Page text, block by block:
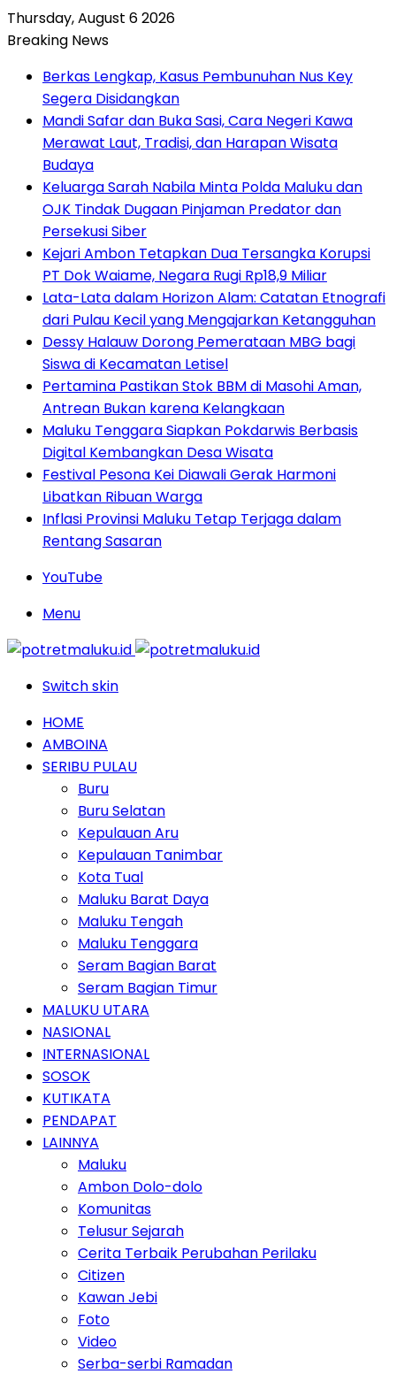
Thursday, August 6 2026
Breaking News
Berkas Lengkap, Kasus Pembunuhan Nus Key
Segera Disidangkan
Mandi Safar dan Buka Sasi, Cara Negeri Kawa
Merawat Laut, Tradisi, dan Harapan Wisata
Budaya
Keluarga Sarah Nabila Minta Polda Maluku dan
OJK Tindak Dugaan Pinjaman Predator dan
Persekusi Siber
Kejari Ambon Tetapkan Dua Tersangka Korupsi
PT Dok Waiame, Negara Rugi Rp18,9 Miliar
Lata-Lata dalam Horizon Alam: Catatan Etnografi
dari Pulau Kecil yang Mengajarkan Ketangguhan
Dessy Halauw Dorong Pemerataan MBG bagi
Siswa di Kecamatan Letisel
Pertamina Pastikan Stok BBM di Masohi Aman,
Antrean Bukan karena Kelangkaan
Maluku Tenggara Siapkan Pokdarwis Berbasis
Digital Kembangkan Desa Wisata
Festival Pesona Kei Diawali Gerak Harmoni
Libatkan Ribuan Warga
Inflasi Provinsi Maluku Tetap Terjaga dalam
Rentang Sasaran
YouTube
Menu
Switch skin
HOME
AMBOINA
SERIBU PULAU
Buru
Buru Selatan
Kepulauan Aru
Kepulauan Tanimbar
Kota Tual
Maluku Barat Daya
Maluku Tengah
Maluku Tenggara
Seram Bagian Barat
Seram Bagian Timur
MALUKU UTARA
NASIONAL
INTERNASIONAL
SOSOK
KUTIKATA
PENDAPAT
LAINNYA
Maluku
Ambon Dolo-dolo
Komunitas
Telusur Sejarah
Cerita Terbaik Perubahan Perilaku
Citizen
Kawan Jebi
Foto
Video
Serba-serbi Ramadan